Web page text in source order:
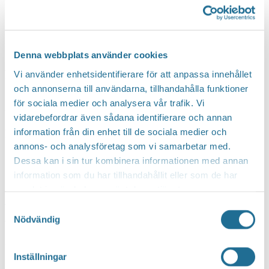
Denna webbplats använder cookies
Vi använder enhetsidentifierare för att anpassa innehållet
och annonserna till användarna, tillhandahålla funktioner
för sociala medier och analysera vår trafik. Vi
vidarebefordrar även sådana identifierare och annan
information från din enhet till de sociala medier och
annons- och analysföretag som vi samarbetar med.
Dessa kan i sin tur kombinera informationen med annan
information som du har tillhandahållit eller som de har
Nödvändig
Inställningar
I våras invigdes Svensk Plaståtervinning nya
sorteringsanläggning i Motala. Anläggningen har
kapacitet att ta emot alla plastförpackningar från
svenska hushåll och kan genom sin effektivitet
kraftigt öka återvinningen och samtidigt minska
klimatpåverkan från plastförpackningar.
– Vi har full koll på den insamlade plasten och kan
bland annat bidrar till lättare transporter och
mindre matsvinn, men plast som inte återvinns är
slöseri med våra resurser, fortsätter han.